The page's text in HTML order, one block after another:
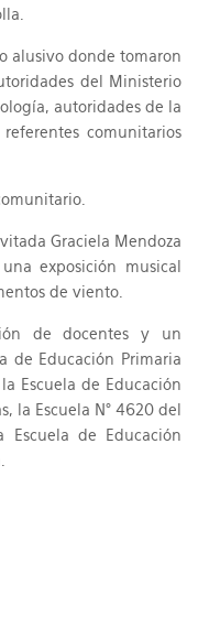
alusivo donde tomaron
del Ministerio
autoridades de la
comunitarios
Graciela Mendoza
exposición musical
de viento.
de docentes y un
de Educación Primaria
Escuela de Educación
la Escuela N° 4620 del
de Educación